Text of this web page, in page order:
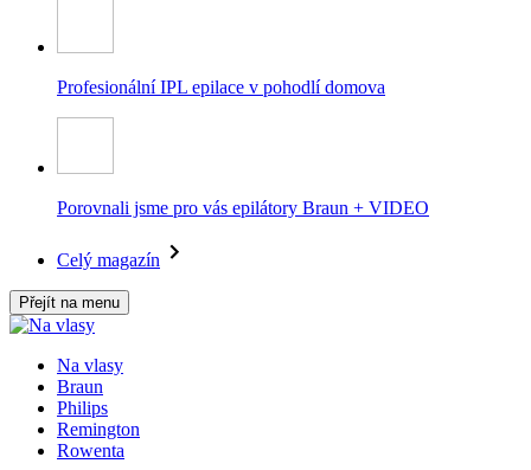
Profesionální IPL epilace v pohodlí domova
Porovnali jsme pro vás epilátory Braun + VIDEO
Celý magazín
Přejít na menu
Na vlasy
Braun
Philips
Remington
Rowenta